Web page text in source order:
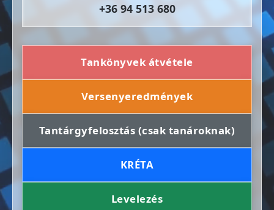
+36 94 513 680
Tankönyvek átvétele
Versenyeredmények
Tantárgyfelosztás (csak tanároknak)
KRÉTA
Levelezés